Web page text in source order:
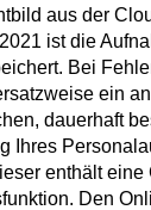
aus der
ist die
Bei
ein
dauerhaft
Ihres
enthält eine
Den